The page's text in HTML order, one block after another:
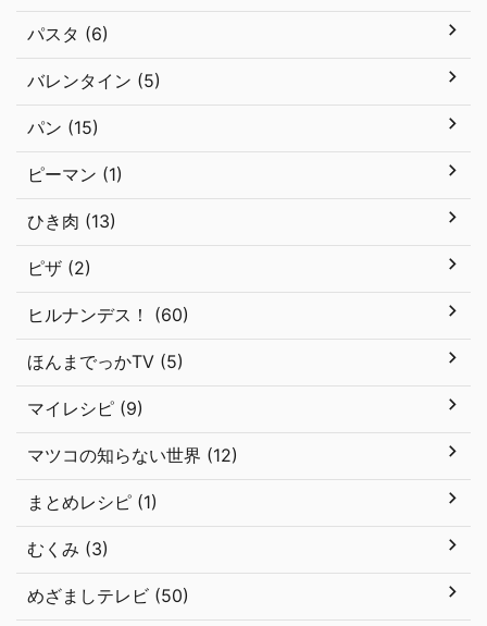
パスタ (6)
バレンタイン (5)
パン (15)
ピーマン (1)
ひき肉 (13)
ピザ (2)
ヒルナンデス！ (60)
ほんまでっかTV (5)
マイレシピ (9)
マツコの知らない世界 (12)
まとめレシピ (1)
むくみ (3)
めざましテレビ (50)